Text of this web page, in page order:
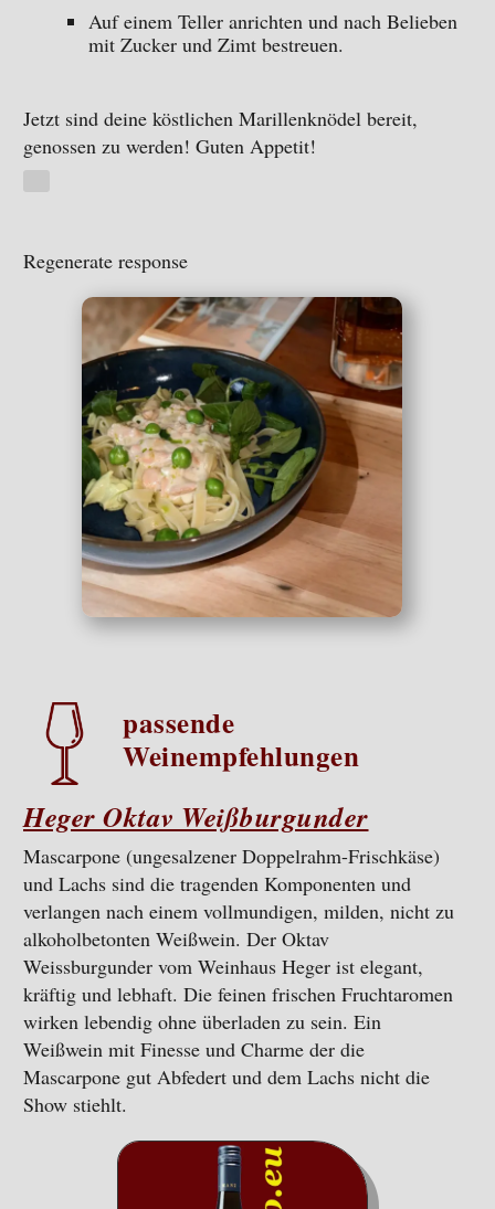
Auf einem Teller anrichten und nach Belieben
mit Zucker und Zimt bestreuen.
Jetzt sind deine köstlichen Marillenknödel bereit,
genossen zu werden! Guten Appetit!
Regenerate response
passende
Weinempfehlungen
Heger Oktav Weißburgunder
Mascarpone (ungesalzener Doppelrahm-Frischkäse)
und Lachs sind die tragenden Komponenten und
verlangen nach einem vollmundigen, milden, nicht zu
alkoholbetonten Weißwein. Der Oktav
Weissburgunder vom Weinhaus Heger ist elegant,
kräftig und lebhaft. Die feinen frischen Fruchtaromen
wirken lebendig ohne überladen zu sein. Ein
Weißwein mit Finesse und Charme der die
Mascarpone gut Abfedert und dem Lachs nicht die
Show stiehlt.